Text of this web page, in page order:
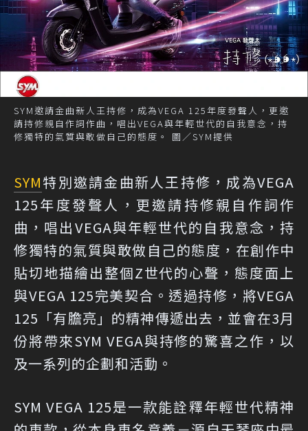
SYM邀請金曲新人王持修，成為VEGA 125年度發聲人，更邀
請持修親自作詞作曲，唱出VEGA與年輕世代的自我意念，持
修獨特的氣質與敢做自己的態度。 圖／SYM提供
SYM特別邀請金曲新人王持修，成為VEGA
125年度發聲人，更邀請持修親自作詞作
曲，唱出VEGA與年輕世代的自我意念，持
修獨特的氣質與敢做自己的態度，在創作中
貼切地描繪出整個Z世代的心聲，態度面上
與VEGA 125完美契合。透過持修，將VEGA
125「有膽亮」的精神傳遞出去，並會在3月
份將帶來SYM VEGA與持修的驚喜之作，以
及一系列的企劃和活動。
SYM VEGA 125是一款能詮釋年輕世代精神